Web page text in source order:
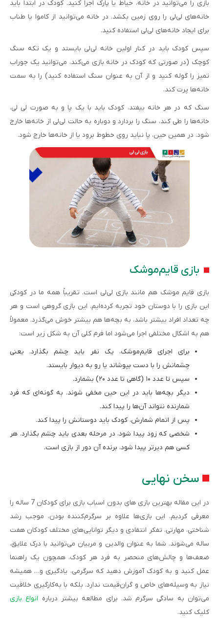
بازی را می‌توانید در خانه، حیاط یا پارک اجرا کنید. کودک در ابتدا باید
خانه‌های لی‌لی را روی زمین بکشد. در خانه می‌توانید از کاموا یا طناب
برای ایجاد خانه‌های لی‌لی استفاده کنید.
سپس کودک باید در کنار اولین خانه لی‌لی بایستد و یک تکه سنگ
کوچک (در صورتی که کودک در خانه بازی می‌کند، می‌توانید یک جوراب
تمیز را گوله کنید و از آن به عنوان سنگ استفاده کنید) را به سمت
خانه‌ها پرت کند.
سنگ که در هر خانه بیفتد، کودک باید با یک پا و به صورت لی لی،
خانه‌ها را طی کند، سنگ را بردارد و دوباره به حالت لی‌لی از خانه‌ها خارج
شود. در همین حین، پا نباید روی خطوط برود یا از خانه‌ها خارج شود.
بازی قایم‌موشک
بازی قایم موشک هم مانند بازی لی‌لی است. تقریباً همه ما در کودکی
این بازی را با دوستان خود تجربه کرده‌ایم. این بازی گروهی است و هر
چه تعداد افراد بیشتر باشد، به بچه‌ها هم بیشتر خوش می‌گذرد. معمولاً
هم به اشکال مختلفی اجرا می‌‌شود اما فرم کلی آن به شکل زیر است:
برای اجرای قایم‌موشک، یک نفر باید چشم بگذارد. یعنی
چشمانش را با دست بپوشاند یا رو به دیوار بایستد.
سپس تا عدد ۱۰ (گاهی تا عدد ۲۰) بشمارد.
دیگر بچه‌ها باید در این حین مخفی شوند. به گونه‌ای که فرد
شمارنده نتواند آن‌ها را پیدا کند.
پس از اتمام شمارش، کودک باید دوستانش را پیدا کند.
شخصی که زود پیدا شود، در مرحله بعدی باید چشم بگذارد. هر
کسی هم دیرتر پیدا شود، برنده آن دور از بازی است.
سخن نهایی
در این مقاله بهترین بازی های بدون اسباب بازی برای کودکان 7 ساله را
معرفی کردیم. این بازی‌ها علاوه بر سرگرم‌کننده بودن، موجب رشد
شناختی، مهارتی، تفکر انتقادی و دیگر توانایی‌های مختلف کودکان هفت
ساله می‌شوند. شما به عنوان والدین و مربیان می‌توانید با درک علایق،
ضعف‌ها و چالش‌های منحصر به فرد هر کودک، همچون یک راهنما
عمل کنید و به کودک آموزش دهید که سرگرمی، یادگیری و… همیشه
نیاز به وسیله‌های خاص و گران‌قیمت ندارد. بلکه با به‌کارگیری خلاقیت
می‌توان به سادگی سرگرم شد. برای مطالعه بیشتر درباره انواع بازی
کلیک کنید.